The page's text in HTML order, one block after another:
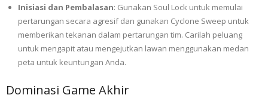
Inisiasi dan Pembalasan: Gunakan Soul Lock untuk memulai
pertarungan secara agresif dan gunakan Cyclone Sweep untuk
memberikan tekanan dalam pertarungan tim. Carilah peluang
untuk mengapit atau mengejutkan lawan menggunakan medan
peta untuk keuntungan Anda.
Dominasi Game Akhir